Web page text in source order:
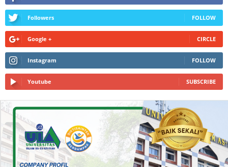
Followers FOLLOW
Google + CIRCLE
Instagram FOLLOW
Youtube SUBSCRIBE